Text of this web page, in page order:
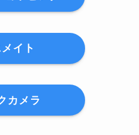
イト
カメラ